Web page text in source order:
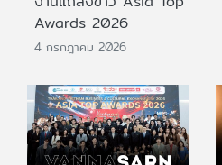
Awards 2026
4 กรกฎาคม 2026